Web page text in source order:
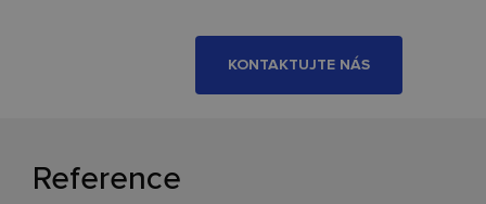
KONTAKTUJTE NÁS
Reference